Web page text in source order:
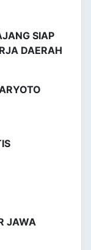
SIAP
DAERAH
JAWA